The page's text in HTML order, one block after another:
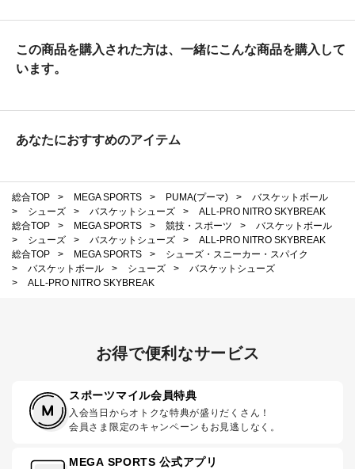
この商品を購入された方は、一緒にこんな商品を購入して
います。
あなたにおすすめのアイテム
総合TOP > MEGA SPORTS > PUMA(プーマ) >
バスケットボール
>
シューズ > バスケットシューズ >
ALL-PRO NITRO SKYBREAK
総合TOP
> MEGA SPORTS > 競技・スポーツ >
バスケットボール
>
シューズ > バスケットシューズ >
ALL-PRO NITRO SKYBREAK
総合TOP
> MEGA SPORTS >
シューズ・スニーカー・スパイク
>
バスケットボール > シューズ >
バスケットシューズ
>
ALL-PRO NITRO SKYBREAK
お得で便利なサービス
スポーツマイル会員特典
入会当日からオトクな特典が盛りだくさん！
会員さま限定のキャンペーンもお見逃しなく。
MEGA SPORTS 公式アプリ